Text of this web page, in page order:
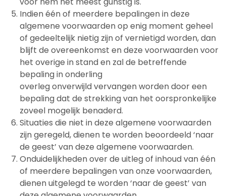
Indien één of meerdere bepalingen in deze
algemene voorwaarden op enig moment geheel
of gedeeltelijk nietig zijn of vernietigd worden, dan
blijft de overeenkomst en deze voorwaarden voor
het overige in stand en zal de betreffende
bepaling in onderling
overleg onverwijld vervangen worden door een
bepaling dat de strekking van het oorspronkelijke
zoveel mogelijk benaderd.
Situaties die niet in deze algemene voorwaarden
zijn geregeld, dienen te worden beoordeeld ‘naar
de geest’ van deze algemene voorwaarden.
Onduidelijkheden over de uitleg of inhoud van één
of meerdere bepalingen van onze voorwaarden,
dienen uitgelegd te worden ‘naar de geest’ van